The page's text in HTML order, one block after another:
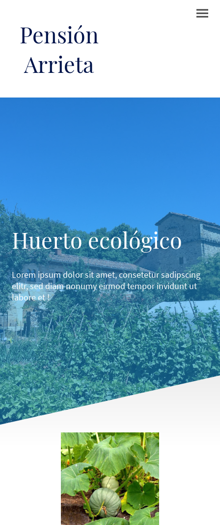
Pensión
Arrieta
Huerto ecológico
Lorem ipsum dolor sit amet, consetetur sadipscing
elitr, sed diam nonumy eirmod tempor invidunt ut
labore et !